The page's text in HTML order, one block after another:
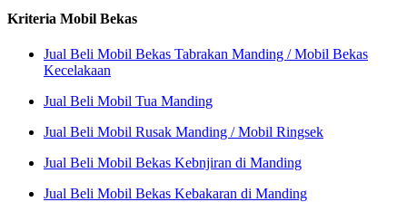
Kriteria Mobil Bekas
Jual Beli Mobil Bekas Tabrakan Manding / Mobil Bekas
Kecelakaan
Jual Beli Mobil Tua Manding
Jual Beli Mobil Rusak Manding / Mobil Ringsek
Jual Beli Mobil Bekas Kebnjiran di Manding
Jual Beli Mobil Bekas Kebakaran di Manding